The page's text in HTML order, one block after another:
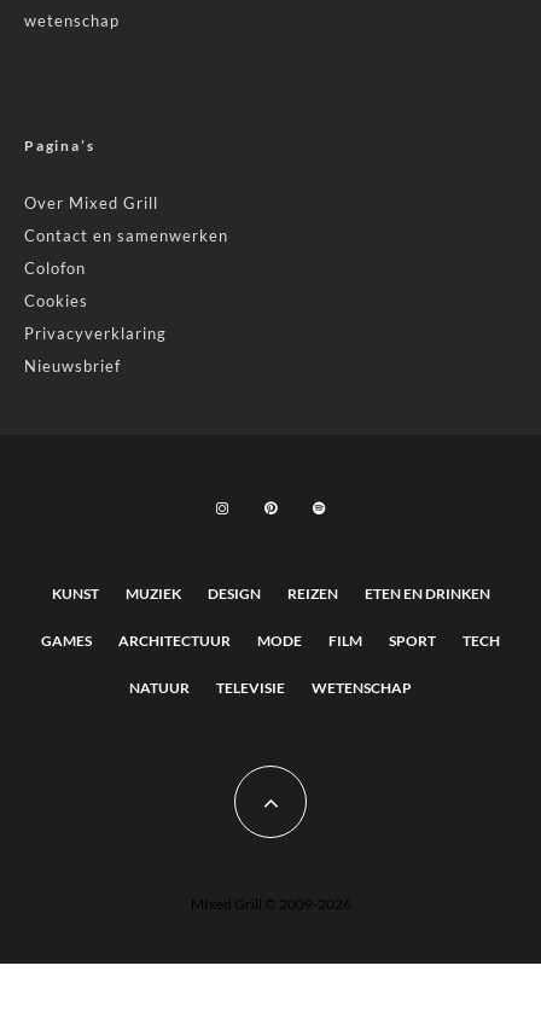
wetenschap
Pagina’s
Over Mixed Grill
Contact en samenwerken
Colofon
Cookies
Privacyverklaring
Nieuwsbrief
KUNST MUZIEK DESIGN REIZEN ETEN EN DRINKEN
GAMES ARCHITECTUUR MODE FILM SPORT TECH
NATUUR TELEVISIE WETENSCHAP
MIxed Grill © 2009-2026